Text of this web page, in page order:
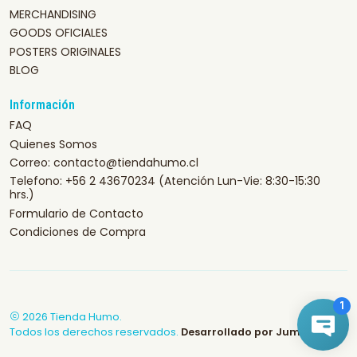
MERCHANDISING
GOODS OFICIALES
POSTERS ORIGINALES
BLOG
Información
FAQ
Quienes Somos
Correo: contacto@tiendahumo.cl
Telefono: +56 2 43670234 (Atención Lun-Vie: 8:30-15:30
hrs.)
Formulario de Contacto
Condiciones de Compra
2026 Tienda Humo.
Todos los derechos reservados. Desarrollado por Jumpseller